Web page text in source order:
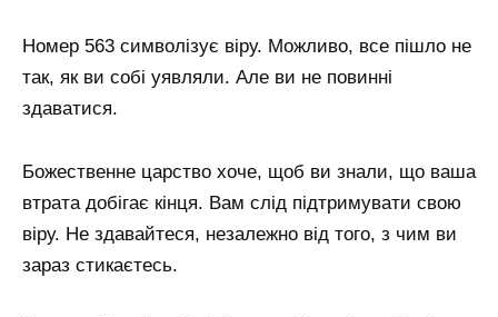
Номер 563 символізує віру. Можливо, все пішло не
так, як ви собі уявляли. Але ви не повинні
здаватися.
Божественне царство хоче, щоб ви знали, що ваша
втрата добігає кінця. Вам слід підтримувати свою
віру. Не здавайтеся, незалежно від того, з чим ви
зараз стикаєтесь.